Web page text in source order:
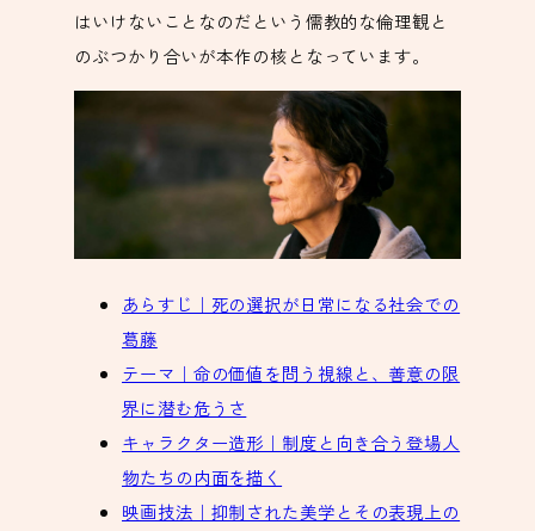
はいけないことなのだという儒教的な倫理観と
のぶつかり合いが本作の核となっています。
あらすじ｜死の選択が日常になる社会での
葛藤
テーマ｜命の価値を問う視線と、善意の限
界に潜む危うさ
キャラクター造形｜制度と向き合う登場人
物たちの内面を描く
映画技法｜抑制された美学とその表現上の